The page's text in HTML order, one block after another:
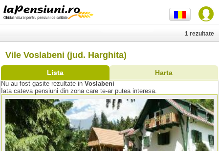
Vile Voslabeni (jud. Harghita)
Lista Harta
1 rezultate
Nu au fost gasite rezultate in Voslabeni
Iata cateva pensiuni din zona care te-ar putea interesa.